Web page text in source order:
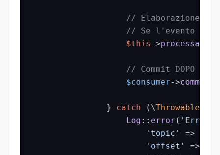
// Elaborazione
// Se l'evento è
$this ->
// Commit DOPO
$consumer->commit
                }
catch (\Throwable
Log :: error ( 'Errore
'topic'
=>
'offset'
=>